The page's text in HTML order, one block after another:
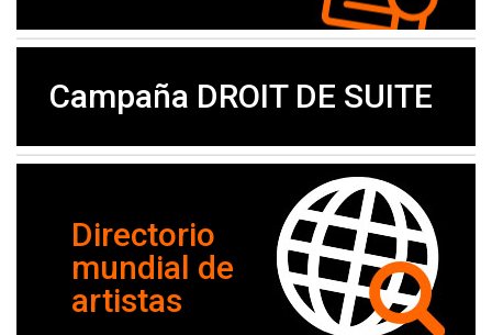
Campaña DROIT DE SUITE
Directorio
mundial de
artistas